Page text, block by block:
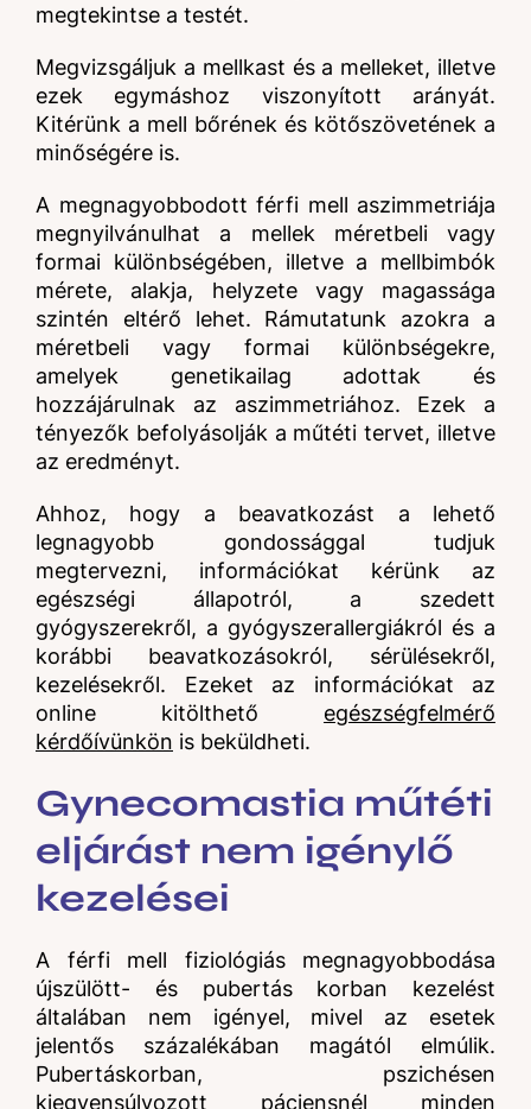
megtekintse a testét.
Megvizsgáljuk a mellkast és a melleket, illetve
ezek egymáshoz viszonyított arányát.
Kitérünk a mell bőrének és kötőszövetének a
minőségére is.
A megnagyobbodott férfi mell aszimmetriája
megnyilvánulhat a mellek méretbeli vagy
formai különbségében, illetve a mellbimbók
mérete, alakja, helyzete vagy magassága
szintén eltérő lehet. Rámutatunk azokra a
méretbeli vagy formai különbségekre,
amelyek genetikailag adottak és
hozzájárulnak az aszimmetriához. Ezek a
tényezők befolyásolják a műtéti tervet, illetve
az eredményt.
Ahhoz, hogy a beavatkozást a lehető
legnagyobb gondossággal tudjuk
megtervezni, információkat kérünk az
egészségi állapotról, a szedett
gyógyszerekről, a gyógyszerallergiákról és a
korábbi beavatkozásokról, sérülésekről,
kezelésekről. Ezeket az információkat az
online kitölthető egészségfelmérő
kérdőívünkön is beküldheti.
Gynecomastia műtéti
eljárást nem igénylő
kezelései
A férfi mell fiziológiás megnagyobbodása
újszülött- és pubertás korban kezelést
általában nem igényel, mivel az esetek
jelentős százalékában magától elmúlik.
Pubertáskorban, pszichésen
kiegyensúlyozott páciensnél minden